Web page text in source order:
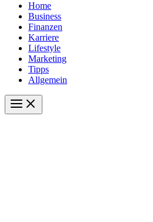
Home
Business
Finanzen
Karriere
Lifestyle
Marketing
Tipps
Allgemein